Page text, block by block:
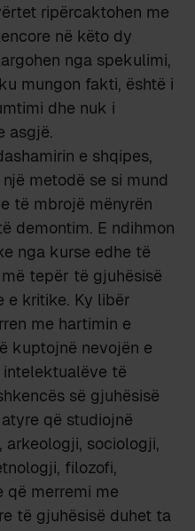
ripërcaktohen me
në këto dy
nga spekulimi,
mungon fakti, është i
dhe nuk i
asgjë.
e shqipes,
metodë se si mund
të mbrojë mënyrën
demontim. E ndihmon
nga kurse edhe të
tepër të gjuhësisë
e kritike. Ky libër
me hartimin e
kuptojnë nevojën e
të
së gjuhësisë
që studiojnë
arkeologji, sociologji,
filozofi,
që merremi me
të gjuhësisë duhet ta